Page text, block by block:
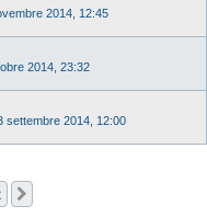
2014, 12:45
2014, 23:32
settembre 2014, 12:00